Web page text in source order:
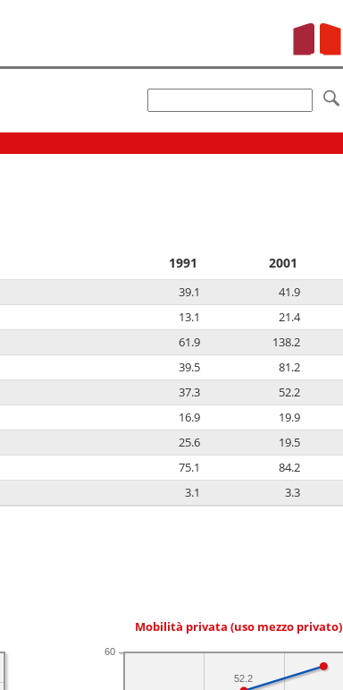
1991 2001
39.1 41.9
13.1 21.4
61.9 138.2
39.5 81.2
37.3 52.2
16.9 19.9
25.6 19.5
75.1 84.2
3.1 3.3
Mobilità privata (uso mezzo privato)
60
52.2